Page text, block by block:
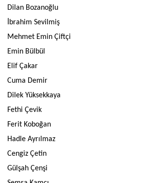
Dilan Bozanoğlu
İbrahim Sevilmiş
Mehmet Emin Çiftçi
Emin Bülbül
Elif Çakar
Cuma Demir
Dilek Yüksekkaya
Fethi Çevik
Ferit Koboğan
Hadle Ayrılmaz
Cengiz Çetin
Gülşah Çenşi